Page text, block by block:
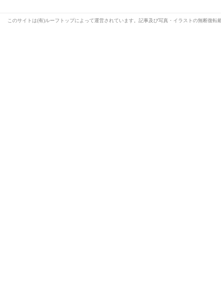
このサイトは(有)ルーフトップによって運営されています。記事及び写真・イラストの無断復転